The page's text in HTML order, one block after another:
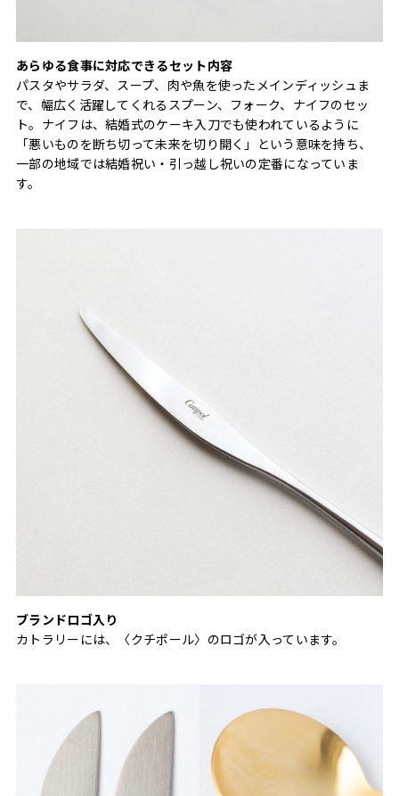
あらゆる食事に対応できるセット内容
パスタやサラダ、スープ、肉や魚を使ったメインディッシュま
で、幅広く活躍してくれるスプーン、フォーク、ナイフのセッ
ト。ナイフは、結婚式のケーキ入刀でも使われているように
「悪いものを断ち切って未来を切り開く」という意味を持ち、
一部の地域では結婚祝い・引っ越し祝いの定番になっていま
す。
ブランドロゴ入り
カトラリーには、〈クチポール〉のロゴが入っています。